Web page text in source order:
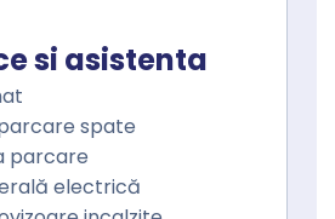
electrice
electrice
si asistenta
spate
parcare
electrică